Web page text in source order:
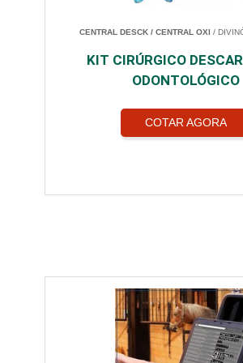
CENTRAL DESCK / CENTRAL OXI /
KIT CIRÚRGICO
ODONTOLÓGICO
COTAR AGORA